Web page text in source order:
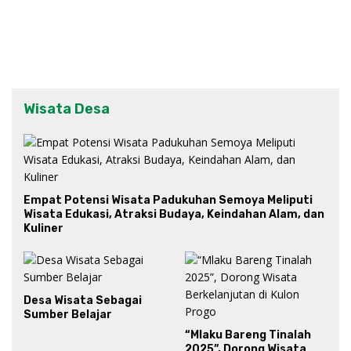
Wisata Desa
Empat Potensi Wisata Padukuhan Semoya Meliputi
Wisata Edukasi, Atraksi Budaya, Keindahan Alam, dan
Kuliner
Desa Wisata Sebagai
Sumber Belajar
“Mlaku Bareng Tinalah